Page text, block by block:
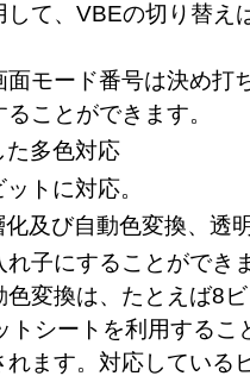
して、VBEの切り替え
面モード番号は決め打
ことができます。
た多色対応
トに対応。
化及び自動色変換、透
れ子にすることができ
色変換は、たとえば8
トシートを利用する
れます。対応している